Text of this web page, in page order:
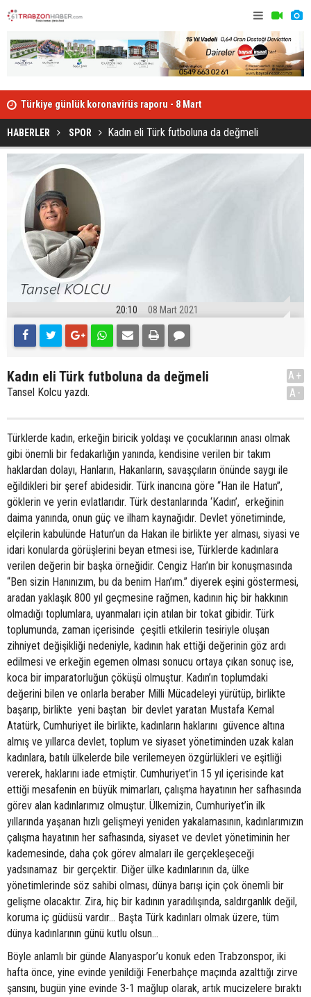
Türkiye günlük koronavirüs raporu - 8 Mart
HABERLER SPOR Kadın eli Türk futboluna da değmeli
20:10 08 Mart 2021
Kadın eli Türk futboluna da değmeli
Tansel Kolcu yazdı.
A+
A-
Türklerde kadın, erkeğin biricik yoldaşı ve çocuklarının anası olmak
gibi önemli bir fedakarlığın yanında, kendisine verilen bir takım
haklardan dolayı, Hanların, Hakanların, savaşçıların önünde saygı ile
eğildikleri bir şeref abidesidir. Türk inancına göre “Han ile Hatun”,
göklerin ve yerin evlatlarıdır. Türk destanlarında ‘Kadın’, erkeğinin
daima yanında, onun güç ve ilham kaynağıdır. Devlet yönetiminde,
elçilerin kabulünde Hatun’un da Hakan ile birlikte yer alması, siyasi ve
idari konularda görüşlerini beyan etmesi ise, Türklerde kadınlara
verilen değerin bir başka örneğidir. Cengiz Han’ın bir konuşmasında
“Ben sizin Hanınızım, bu da benim Han’ım.” diyerek eşini göstermesi,
aradan yaklaşık 800 yıl geçmesine rağmen, kadının hiç bir hakkının
olmadığı toplumlara, uyanmaları için atılan bir tokat gibidir. Türk
toplumunda, zaman içerisinde çeşitli etkilerin tesiriyle oluşan
zihniyet değişikliği nedeniyle, kadının hak ettiği değerinin göz ardı
edilmesi ve erkeğin egemen olması sonucu ortaya çıkan sonuç ise,
koca bir imparatorluğun çöküşü olmuştur. Kadın’ın toplumdaki
değerini bilen ve onlarla beraber Milli Mücadeleyi yürütüp, birlikte
başarıp, birlikte yeni baştan bir devlet yaratan Mustafa Kemal
Atatürk, Cumhuriyet ile birlikte, kadınların haklarını güvence altına
almış ve yıllarca devlet, toplum ve siyaset yönetiminden uzak kalan
kadınlara, batılı ülkelerde bile verilemeyen özgürlükleri ve eşitliği
vererek, haklarını iade etmiştir. Cumhuriyet’in 15 yıl içerisinde kat
ettiği mesafenin en büyük mimarları, çalışma hayatının her safhasında
görev alan kadınlarımız olmuştur. Ülkemizin, Cumhuriyet’in ilk
yıllarında yaşanan hızlı gelişmeyi yeniden yakalamasının, kadınlarımızın
çalışma hayatının her safhasında, siyaset ve devlet yönetiminin her
kademesinde, daha çok görev almaları ile gerçekleşeceği
yadsınamaz bir gerçektir. Diğer ülke kadınlarının da, ülke
yönetimlerinde söz sahibi olması, dünya barışı için çok önemli bir
gelişme olacaktır. Zira, hiç bir kadının yaradılışında, saldırganlık değil,
koruma iç güdüsü vardır… Başta Türk kadınları olmak üzere, tüm
dünya kadınlarının günü kutlu olsun…
Böyle anlamlı bir günde Alanyaspor’u konuk eden Trabzonspor, iki
hafta önce, yine evinde yenildiği Fenerbahçe maçında azalttığı zirve
şansını, bugün yine evinde 3-1 mağlup olarak, artık mucizelere bıraktı